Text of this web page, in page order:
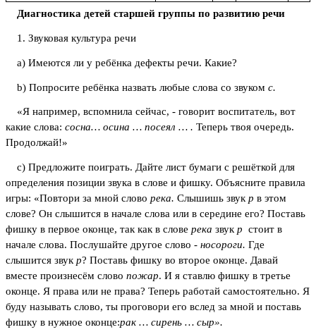
Диагностика детей старшей группы по развитию речи
1. Звуковая культура речи
a) Имеются ли у ребёнка дефекты речи. Какие?
b) Попросите ребёнка назвать любые слова со звуком с.
«Я например, вспомнила сейчас, - говорит воспитатель, вот
какие слова: сосна… осина … посеял … . Теперь твоя очередь.
Продолжай!»
c) Предложите поиграть. Дайте лист бумаги с решёткой для
определения позиции звука в слове и фишку. Объясните правила
игры: «Повтори за мной слово река. Слышишь звукр в этом
слове? Он слышится в начале слова или в середине его? Поставь
фишку в первое оконце, так как в слове река звукр стоит в
начале слова. Послушайте другое слово - носороги. Где
слышится звукр? Поставь фишку во второе оконце. Давай
вместе произнесём слово пожар. И я ставлю фишку в третье
оконце. Я права или не права? Теперь работай самостоятельно. Я
буду называть слово, ты проговори его вслед за мной и поставь
фишку в нужное оконце:рак … сирень … сыр».